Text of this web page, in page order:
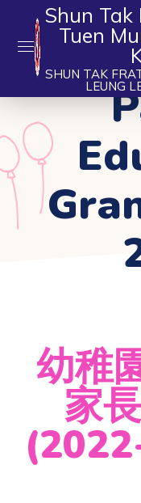
Shun
Tuen
SHUN TAK
LEUNG
幼稚
家